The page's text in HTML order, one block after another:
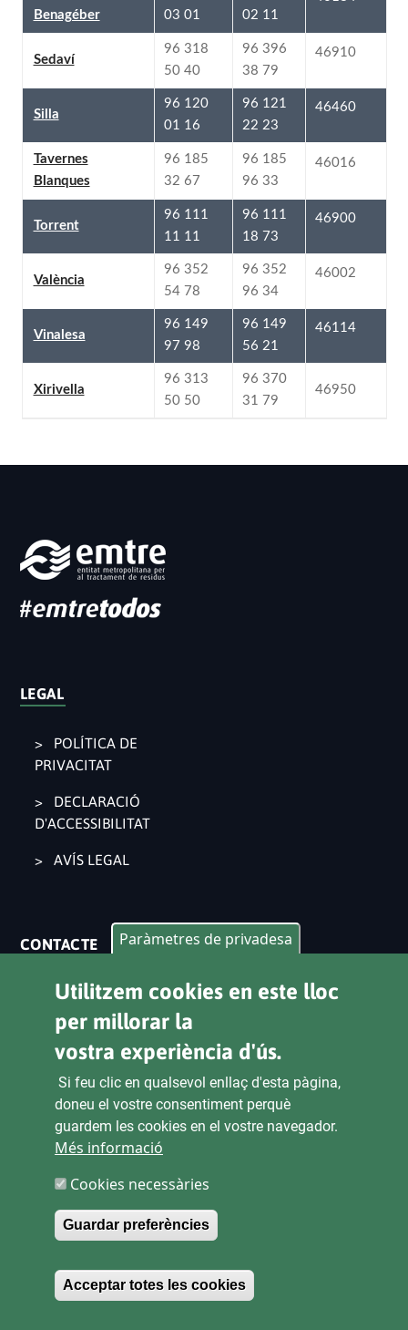
Benagéber
03 01
02 11
Sedaví
96 318
50 40
96 396
38 79
46910
Silla
96 120
01 16
96 121
22 23
46460
Tavernes
Blanques
96 185
32 67
96 185
96 33
46016
Torrent
96 111
11 11
96 111
18 73
46900
València
96 352
54 78
96 352
96 34
46002
Vinalesa
96 149
97 98
96 149
56 21
46114
Xirivella
96 313
50 50
96 370
31 79
46950
LEGAL
POLÍTICA DE
PRIVACITAT
DECLARACIÓ
D'ACCESSIBILITAT
AVÍS LEGAL
CONTACTE
Pl. Ajuntament 9, 2° 46002. València
CANALS D'ATENCIÓ CIUTADANA
ENLACES
SEU ELECTRÒNICA
CONTRACTACIÓ
MAPA WEB
Paràmetres de privadesa
Utilitzem cookies en este lloc
per millorar la
vostra experiència d'ús.
Si feu clic en qualsevol enllaç d'esta pàgina,
doneu el vostre consentiment perquè
guardem les cookies en el vostre navegador.
Més informació
Cookies necessàries
Guardar preferències
Acceptar totes les cookies